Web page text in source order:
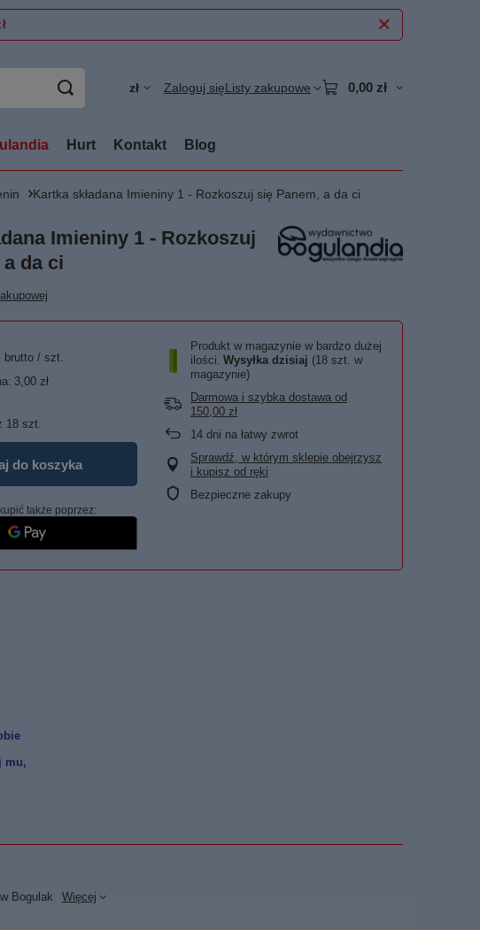
zł Zaloguj sięListy zakupowe 0,00 zł
Hurt Kontakt Blog
Kartka składana Imieniny 1 - Rozkoszuj się Panem, a da ci
Imieniny 1 - Rozkoszuj
da ci
brutto / szt.
3,00 zł
18 szt.
do koszyka
także poprzez:
Produkt w magazynie w bardzo dużej
ilości Wysyłka dzisiaj (18 szt. w
magazynie)
Darmowa i szybka dostawa od
150,00 zł
14 dni na łatwy zwrot
Sprawdź, w którym sklepie obejrzysz
i kupisz od ręki
Bezpieczne zakupy
mu,
Bogulak Więcej